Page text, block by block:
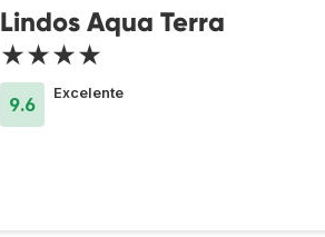
Lindos Aqua Terra
★★★★
9.6
Excelente